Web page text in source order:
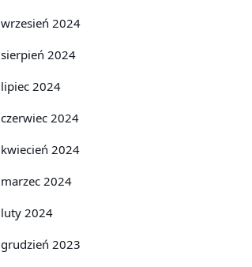
wrzesień 2024
sierpień 2024
lipiec 2024
czerwiec 2024
kwiecień 2024
marzec 2024
luty 2024
grudzień 2023